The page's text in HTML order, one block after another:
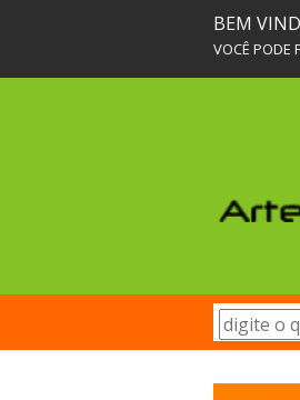
BEM
VOCÊ PODE